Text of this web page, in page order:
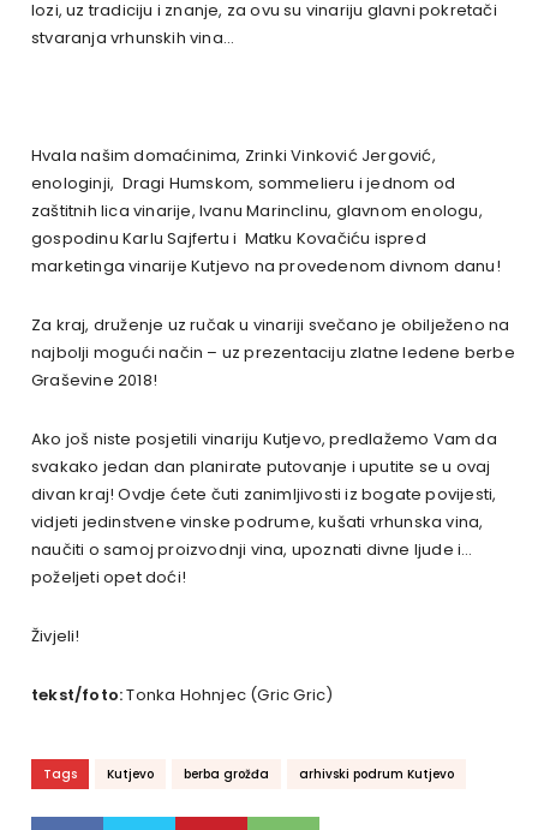
lozi, uz tradiciju i znanje, za ovu su vinariju glavni pokretači
stvaranja vrhunskih vina…
Hvala našim domaćinima, Zrinki Vinković Jergović,
enologinji, Dragi Humskom, sommelieru i jednom od
zaštitnih lica vinarije, Ivanu Marinclinu, glavnom enologu,
gospodinu Karlu Sajfertu i Matku Kovačiću ispred
marketinga vinarije Kutjevo na provedenom divnom danu!
Za kraj, druženje uz ručak u vinariji svečano je obilježeno na
najbolji mogući način – uz prezentaciju zlatne ledene berbe
Graševine 2018!
Ako još niste posjetili vinariju Kutjevo, predlažemo Vam da
svakako jedan dan planirate putovanje i uputite se u ovaj
divan kraj! Ovdje ćete čuti zanimljivosti iz bogate povijesti,
vidjeti jedinstvene vinske podrume, kušati vrhunska vina,
naučiti o samoj proizvodnji vina, upoznati divne ljude i…
poželjeti opet doći!
Živjeli!
tekst/foto:Tonka Hohnjec (Gric Gric)
Tags Kutjevo berba grožđa arhivski podrum Kutjevo